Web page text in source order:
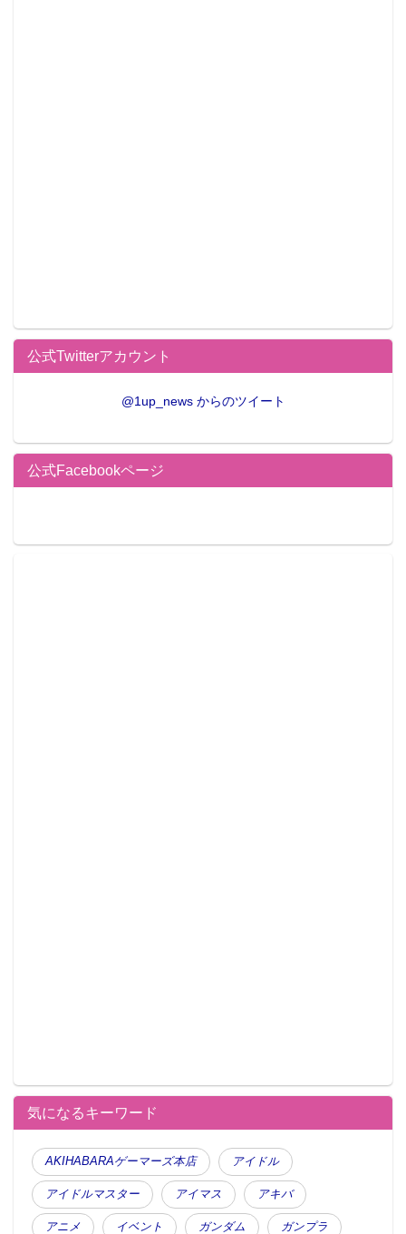
公式Twitterアカウント
@1up_news からのツイート
公式Facebookページ
気になるキーワード
AKIHABARAゲーマーズ本店 アイドル
アイドルマスター アイマス アキバ
アニメ イベント ガンダム ガンプラ